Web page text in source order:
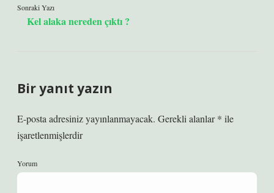
Sonraki Yazı
Kel alaka nereden çıktı ?
Bir yanıt yazın
E-posta adresiniz yayınlanmayacak. Gerekli alanlar* ile
işaretlenmişlerdir
Yorum